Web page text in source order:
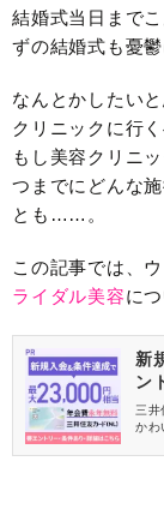
結婚式当日まで
ずの結婚式も憂
なんとかしたい
クリニックに行
もし美容クリニ
つまでにどんな
とも……。
この記事では、
ライダル美容に
新
ン
三井
かわ